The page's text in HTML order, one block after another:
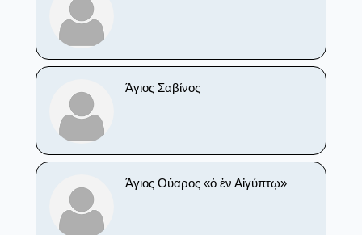
Άγιος Σαβίνος
Άγιος Ούαρος «ὁ ἐν Αἰγύπτῳ»